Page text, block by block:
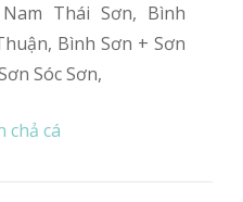
Thái Sơn, Bình
Bình Sơn + Sơn
Sóc Sơn,
chả cá